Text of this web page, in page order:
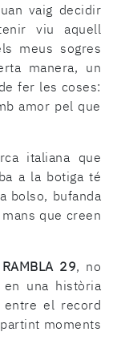
vaig decidir
viu aquell
meus sogres
manera, un
fer les coses:
amor pel que
italiana que
a la botiga té
bolso, bufanda
que creen
RAMBLA 29, no
una història
entre el record
moments